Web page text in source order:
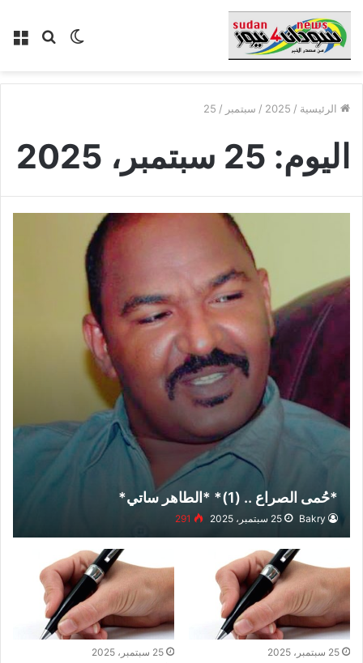
بحث الوضع
الرئيسية /
2025
/ سبتمبر /
25
اليوم: 25 سبتمبر، 2025
*حُمى الصراع .. (1)* *الطاهر ساتي*
Bakry 25 سبتمبر، 2025 291
25 سبتمبر، 2025 25 سبتمبر، 2025